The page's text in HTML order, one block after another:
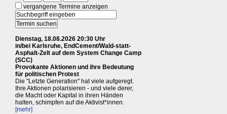
vergangene Termine anzeigen
Dienstag, 18.08.2026 20:30 Uhr
in/bei Karlsruhe, EndCement/Wald-statt-
Asphalt-Zelt auf dem System Change Camp
(SCC)
Provokante Aktionen und ihre Bedeutung
für politischen Protest
Die "Letzte Generation" hat viele aufgeregt.
Ihre Aktionen polarisieren - und viele derer,
die Macht oder Kapital in ihren Händen
halten, schimpfen auf die Aktivist*innen.
[mehr]